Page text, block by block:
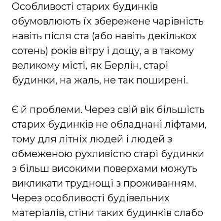
Особливості старих будинків
обумовлюють їх збережене чарівність
навіть після ста (або навіть декількох
сотень) років вітру і дощу, а в такому
великому місті, як Берлін, старі
будинки, на жаль, не так поширені.
Є й проблеми. Через свій вік більшість
старих будинків не обладнані ліфтами,
тому для літніх людей і людей з
обмеженою рухливістю старі будинки
з більш високими поверхами можуть
викликати труднощі з проживанням.
Через особливості будівельних
матеріалів, стіни таких будинків слабо